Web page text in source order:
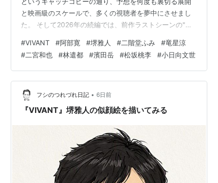
金曜エンタテイメント 「やがて来る日のために」
（2005年5月、フジテレビ） - 黒川医師 役
月、フジテレビ） - 山下公平 役
新選組!! 土方歳三 最期の一日（2006年1月、NHK正
月時代劇） - 山南敬助 役
対岸の彼女（2006年1月、WOWOW） - 田村修二 役
出雲の阿国（2006年1月 - 2月、NHK金曜時代劇） -
Dr.コトー診療所2006（2006年10月 - 12月、フジテ
レビ） - 鳴海慧 役
と映画級のスケールで、多くの視聴者を夢中にさせまし
た。 そして2026年の続編では、前作ラストシーンの"赤
望の展開となっています。 主演・堺雅人をはじめ、阿部
寛、二階堂ふみ、松坂桃李、二宮和也、役所広司ら超豪
華キャストが再集結。 海外ロケによる圧倒的な映像美
や、先の読めないストーリーは今回も健在です。 この記
事では、『VIVANT』の見どころやキャスト情報、そして
実際に視聴した感想を、…
#VIVANT #阿部寛 #堺雅人 #二階堂ふみ #竜星涼
#二宮和也 #林遣都 #濱田岳 #松坂桃李 #小日向文世
フシのつれづれ日記 • 6日前
『VIVANT』堺雅人の似顔絵を描いてみる